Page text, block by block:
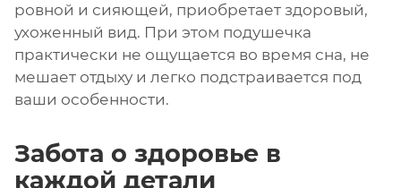
ровной и сияющей, приобретает здоровый,
ухоженный вид. При этом подушечка
практически не ощущается во время сна, не
мешает отдыху и легко подстраивается под
ваши особенности.
Забота о здоровье в
каждой детали